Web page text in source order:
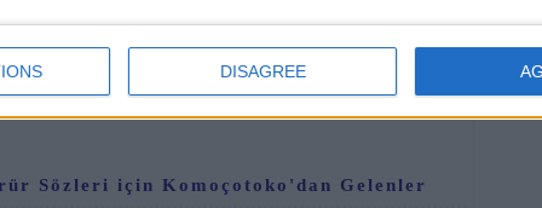
DISAGREE
sayfasını Şimdi paylaşın:
Sözleri için Komoçotoko'dan Gelenler